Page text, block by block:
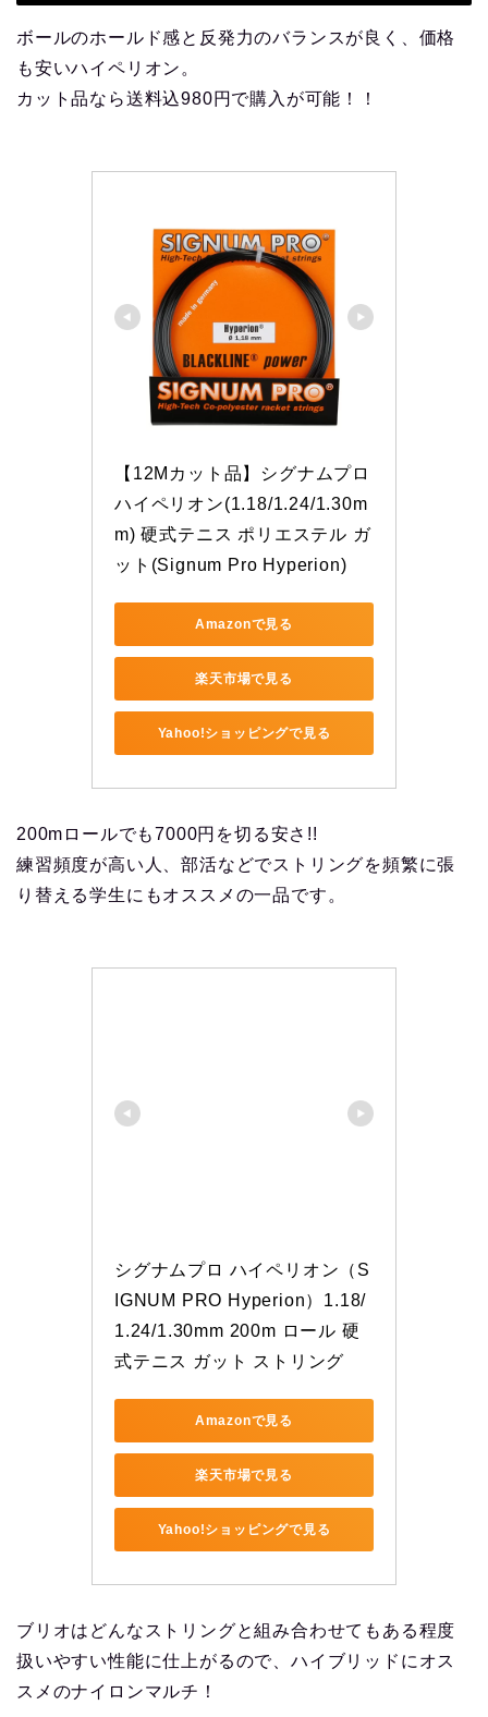
ボールのホールド感と反発力のバランスが良く、価格
も安いハイペリオン。
カット品なら送料込980円で購入が可能！！
【12Mカット品】シグナムプロ
ハイペリオン(1.18/1.24/1.30m
m) 硬式テニス ポリエステル ガ
ット(Signum Pro Hyperion)
Amazonで見る
楽天市場で見る
Yahoo!ショッピングで見る
200mロールでも7000円を切る安さ!!
練習頻度が高い人、部活などでストリングを頻繁に張
り替える学生にもオススメの一品です。
シグナムプロ ハイペリオン（S
IGNUM PRO Hyperion）1.18/
1.24/1.30mm 200m ロール 硬
式テニス ガット ストリング
Amazonで見る
楽天市場で見る
Yahoo!ショッピングで見る
ブリオはどんなストリングと組み合わせてもある程度
扱いやすい性能に仕上がるので、ハイブリッドにオス
スメのナイロンマルチ！